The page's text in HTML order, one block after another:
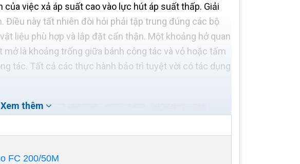
việc xả áp suất cao vào lực hút áp suất thấp. Giải
Điều này tất nhiên đòi hỏi phải tập trung đúng các bộ
liệu phù hợp và lắp đặt cẩn thận. Một khoảng hở quan
là khoảng trống giữa bánh công tác và vỏ hoặc tấm
tác. Tất cả các thực hành bảo trì tuyệt vời có tác dụng
Xem thêm
FC 200/50M